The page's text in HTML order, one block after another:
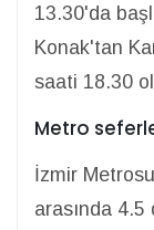
13.30'da
Konak'tan
saati 18.30
Metro
İzmir
arasında